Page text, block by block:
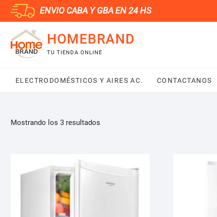
Saltar
contenido
ENVIO CABA Y GBA EN 24 HS
HOMEBRAND
TU TIENDA ONLINE
ELECTRODOMÉSTICOS Y AIRES AC. CONTACTANOS
Mostrando los 3 resultados